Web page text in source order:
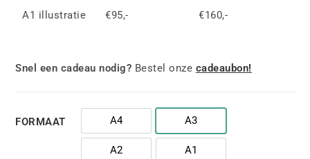
A1 illustratie €95,- €160,-
Snel een cadeau nodig? Bestel onze cadeaubon!
FORMAAT A4 A3
A2
A1